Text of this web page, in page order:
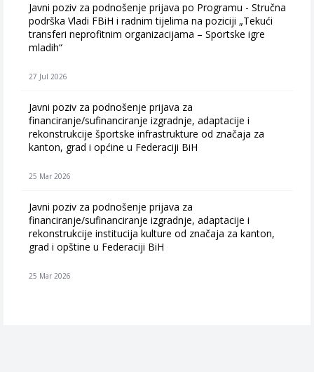
Javni poziv za podnošenje prijava po Programu - Stručna
podrška Vladi FBiH i radnim tijelima na poziciji „Tekući
transferi neprofitnim organizacijama – Sportske igre
mladih“
27 Jul 2026
Javni poziv za podnošenje prijava za
financiranje/sufinanciranje izgradnje, adaptacije i
rekonstrukcije športske infrastrukture od značaja za
kanton, grad i općine u Federaciji BiH
25 Mar 2026
Javni poziv za podnošenje prijava za
financiranje/sufinanciranje izgradnje, adaptacije i
rekonstrukcije institucija kulture od značaja za kanton,
grad i opštine u Federaciji BiH
25 Mar 2026